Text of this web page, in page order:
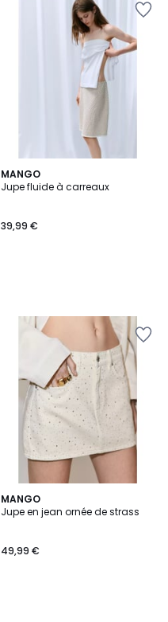
MANGO
Jupe fluide à carreaux
39,99 €
MANGO
Jupe en jean ornée de strass
49,99 €